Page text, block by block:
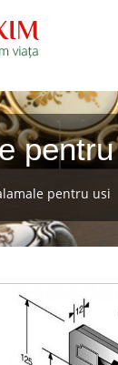
pentru usi